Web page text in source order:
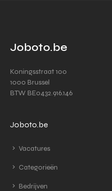
Joboto.be
Koningsstraat 100
1000 Brussel
BTW BE0432.916.146
Joboto.be
Vacatures
Categorieën
Bedrijven